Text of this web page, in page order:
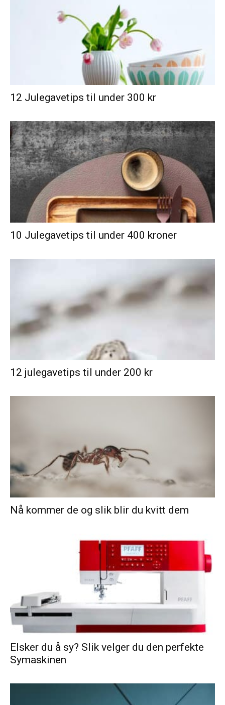
12 Julegavetips til under 300 kr
10 Julegavetips til under 400 kroner
12 julegavetips til under 200 kr
Nå kommer de og slik blir du kvitt dem
Elsker du å sy? Slik velger du den perfekte
Symaskinen